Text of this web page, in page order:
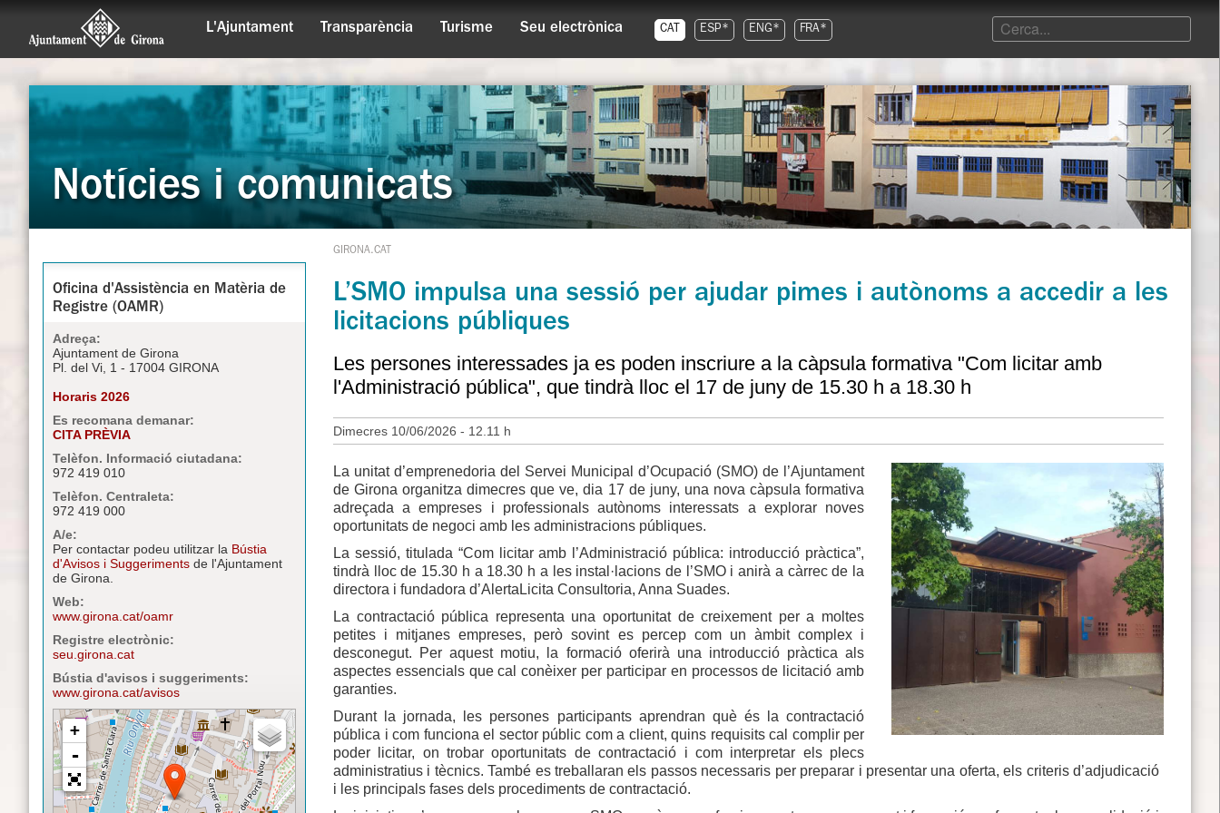
L'Ajuntament Transparència Turisme Seu electrònica CAT ESP* ENG* FRA*
Notícies i comunicats
Oficina d'Assistència en Matèria de
Registre (OAMR)
Adreça:
Ajuntament de Girona
Pl. del Vi, 1 - 17004 GIRONA
Horaris 2026
Es recomana demanar:
CITA PRÈVIA
Telèfon. Informació ciutadana:
972 419 010
Telèfon. Centraleta:
972 419 000
A/e:
Per contactar podeu utilitzar la Bústia
d'Avisos i Suggeriments de l'Ajuntament
de Girona.
Web:
www.girona.cat/oamr
Registre electrònic:
seu.girona.cat
Bústia d'avisos i suggeriments:
www.girona.cat/avisos
GIRONA.CAT
L’SMO impulsa una sessió per ajudar pimes i autònoms a accedir a les
licitacions públiques
Les persones interessades ja es poden inscriure a la càpsula formativa "Com licitar amb
l'Administració pública", que tindrà lloc el 17 de juny de 15.30 h a 18.30 h
Dimecres 10/06/2026 - 12.11 h
La unitat d’emprenedoria del Servei Municipal d’Ocupació (SMO) de l’Ajuntament
de Girona organitza dimecres que ve, dia 17 de juny, una nova càpsula formativa
adreçada a empreses i professionals autònoms interessats a explorar noves
oportunitats de negoci amb les administracions públiques.
La sessió, titulada “Com licitar amb l’Administració pública: introducció pràctica”,
tindrà lloc de 15.30 h a 18.30 h a les instal·lacions de l’SMO i anirà a càrrec de la
directora i fundadora d’AlertaLicita Consultoria, Anna Suades.
La contractació pública representa una oportunitat de creixement per a moltes
petites i mitjanes empreses, però sovint es percep com un àmbit complex i
desconegut. Per aquest motiu, la formació oferirà una introducció pràctica als
aspectes essencials que cal conèixer per participar en processos de licitació amb
garanties.
Durant la jornada, les persones participants aprendran què és la contractació
pública i com funciona el sector públic com a client, quins requisits cal complir per
poder licitar, on trobar oportunitats de contractació i com interpretar els plecs
administratius i tècnics. També es treballaran els passos necessaris per preparar i presentar una oferta, els criteris d’adjudicació
i les principals fases dels procediments de contractació.